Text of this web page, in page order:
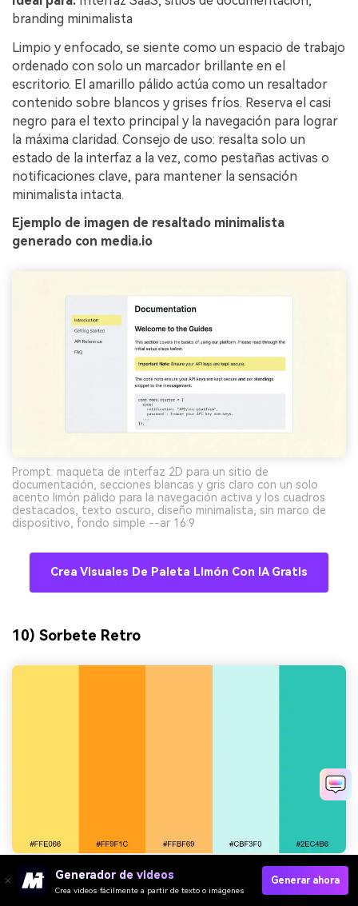
branding minimalista
Limpio y enfocado, se siente como un espacio de trabajo
ordenado con solo un marcador brillante en el
escritorio. El amarillo pálido actúa como un resaltador
contenido sobre blancos y grises fríos. Reserva el casi
negro para el texto principal y la navegación para lograr
la máxima claridad. Consejo de uso: resalta solo un
estado de la interfaz a la vez, como pestañas activas o
notificaciones clave, para mantener la sensación
minimalista intacta.
Ejemplo de imagen de resaltado minimalista
generado con media.io
Prompt: maqueta de interfaz 2D para un sitio de
documentación, secciones blancas y gris claro con un solo
acento limón pálido para la navegación activa y los cuadros
destacados, texto oscuro, diseño minimalista, sin marco de
dispositivo, fondo simple --ar 16:9
Crea Visuales De Paleta Limón Con IA Gratis
10) Sorbete Retro
HEX:#FFE066 #FF9F1C #FFBF69 #CBF3F0 #2EC4B6
Generador de videos
Crea videos fácilmente a partir de texto o imágenes
Generar ahora